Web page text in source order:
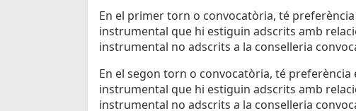
En el primer torn o convocatòria, té
instrumental que hi estiguin adscrits amb
instrumental no adscrits a la conselleria
En el segon torn o convocatòria, té
instrumental que hi estiguin adscrits amb
instrumental no adscrits a la conselleria